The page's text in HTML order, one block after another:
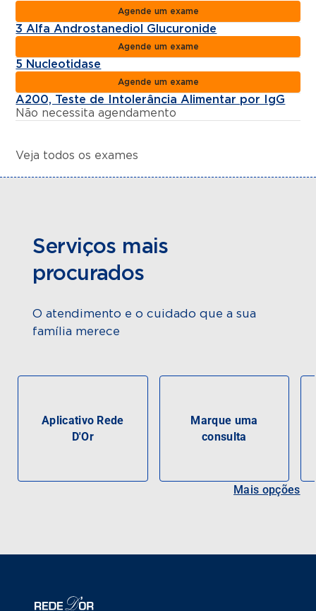
Agende um exame
3 Alfa Androstanediol Glucuronide
Agende um exame
5 Nucleotidase
Agende um exame
A200, Teste de Intolerância Alimentar por IgG
Não necessita agendamento
Veja todos os exames
Serviços mais
procurados
O atendimento e o cuidado que a sua
família merece
Aplicativo Rede
D'Or
Marque uma
consulta
Mais opções